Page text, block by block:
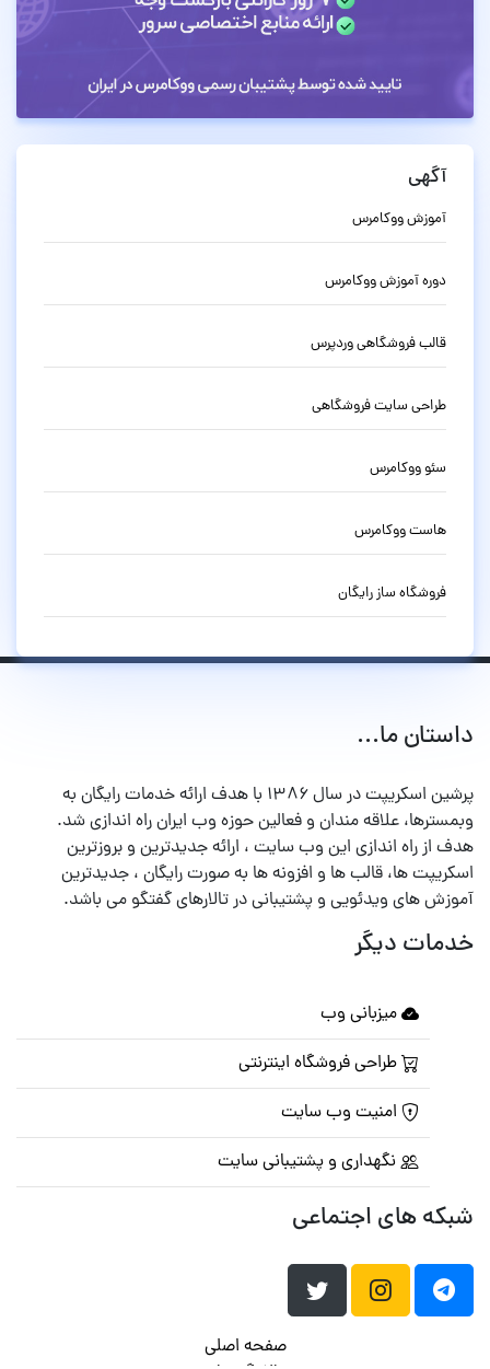
آگهی
آموزش ووکامرس
دوره آموزش ووکامرس
قالب فروشگاهی وردپرس
طراحی سایت فروشگاهی
سئو ووکامرس
هاست ووکامرس
فروشگاه ساز رایگان
داستان ما...
پرشین اسکریپت در سال ۱۳۸۶ با هدف ارائه خدمات رایگان به
وبمسترها، علاقه مندان و فعالین حوزه وب ایران راه اندازی شد.
هدف از راه اندازی این وب سایت ، ارائه جدیدترین و بروزترین
اسکریپت ها، قالب ها و افزونه ها به صورت رایگان ، جدیدترین
آموزش های ویدئویی و پشتیبانی در تالارهای گفتگو می باشد.
خدمات دیگر
میزبانی وب
طراحی فروشگاه اینترنتی
امنیت وب سایت
نگهداری و پشتیبانی سایت
شبکه های اجتماعی
صفحه اصلی